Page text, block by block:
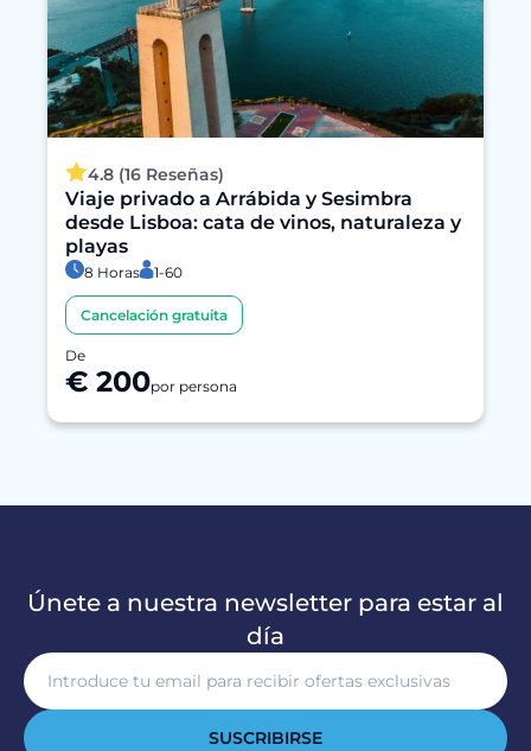
4.8 (16 Reseñas)
Viaje privado a Arrábida y Sesimbra
desde Lisboa: cata de vinos, naturaleza y
playas
8 Horas 1-60
Cancelación gratuita
De
€ 200por persona
Únete a nuestra newsletter para estar al
día
SUSCRIBIRSE